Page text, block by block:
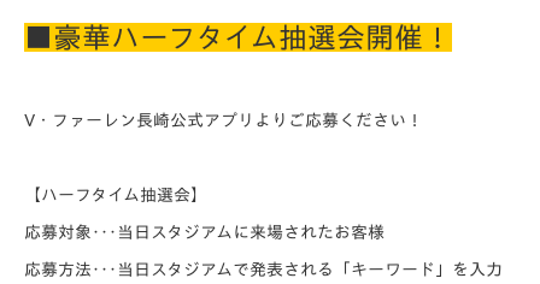
■豪華ハーフタイム抽選会開催！
V・ファーレン長崎公式アプリよりご応募ください！
【ハーフタイム抽選会】
応募対象･･･当日スタジアムに来場されたお客様
応募方法･･･当日スタジアムで発表される「キーワード」を入力